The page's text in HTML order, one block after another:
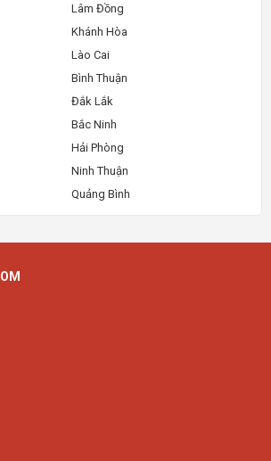
Lâm Đồng
Khánh Hòa
Lào Cai
Bình Thuận
Đắk Lắk
Bắc Ninh
Hải Phòng
Ninh Thuận
Quảng Bình